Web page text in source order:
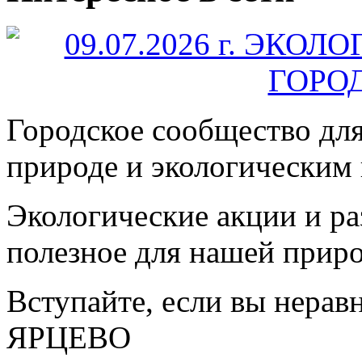
Городское сообщество
природе и
Экологические акции и
полезное для нашей
Вступайте, если вы
ЯРЦЕВО